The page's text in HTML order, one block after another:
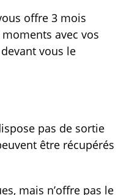
offre 3 mois
avec vos
vous le
pas de sortie
être récupérés
mais n’offre pas le